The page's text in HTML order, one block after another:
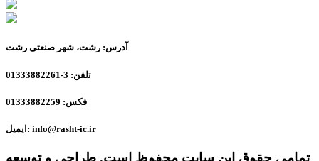
آدرس: رشت، شهر صنعتی رشت
تلفن: 3-01333882261
فکس: 01333882259
ایمیل: info@rasht-ic.ir
تمامی حقوق این سایت محفوظ است. طراحی و توسعه